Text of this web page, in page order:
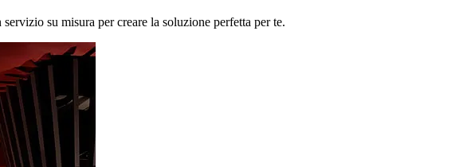
su misura per creare la soluzione perfetta per te.